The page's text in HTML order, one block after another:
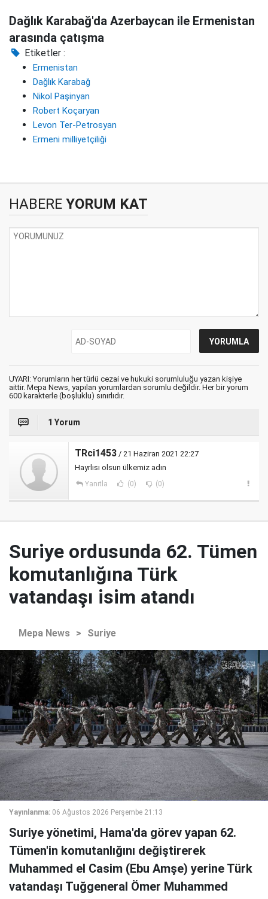
Dağlık Karabağ'da Azerbaycan ile Ermenistan
arasında çatışma
Etiketler :
Ermenistan
Dağlık Karabağ
Nikol Paşinyan
Robert Koçaryan
Levon Ter-Petrosyan
Ermeni milliyetçiliği
HABERE YORUM KAT
UYARI: Yorumların her türlü cezai ve hukuki sorumluluğu yazan kişiye
aittir. Mepa News, yapılan yorumlardan sorumlu değildir. Her bir yorum
600 karakterle (boşluklu) sınırlıdır.
1 Yorum
TRci1453 / 21 Haziran 2021 22:27
Hayrlısı olsun ülkemiz adın
Yanıtla (0) (0)
Suriye ordusunda 62. Tümen
komutanlığına Türk
vatandaşı isim atandı
Mepa News > Suriye
Yayınlanma: 06 Ağustos 2026 Perşembe 21:13
Suriye yönetimi, Hama'da görev yapan 62.
Tümen'in komutanlığını değiştirerek
Muhammed el Casim (Ebu Amşe) yerine Türk
vatandaşı Tuğgeneral Ömer Muhammed